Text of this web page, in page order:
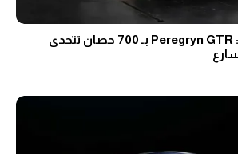
أداء السوبركار الخام: Peregryn GTR بـ 700 حصان تتحدى